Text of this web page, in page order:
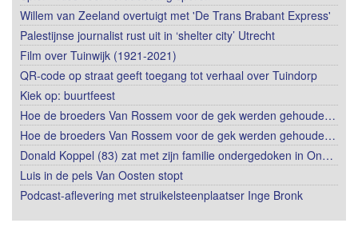
Willem van Zeeland overtuigt met 'De Trans Brabant Express'
Palestijnse journalist rust uit in ‘shelter city’ Utrecht
Film over Tuinwijk (1921-2021)
QR-code op straat geeft toegang tot verhaal over Tuindorp
Kiek op: buurtfeest
Hoe de broeders Van Rossem voor de gek werden gehoude…
Hoe de broeders Van Rossem voor de gek werden gehoude…
Donald Koppel (83) zat met zijn familie ondergedoken in On…
Luis in de pels Van Oosten stopt
Podcast-aflevering met struikelsteenplaatser Inge Bronk